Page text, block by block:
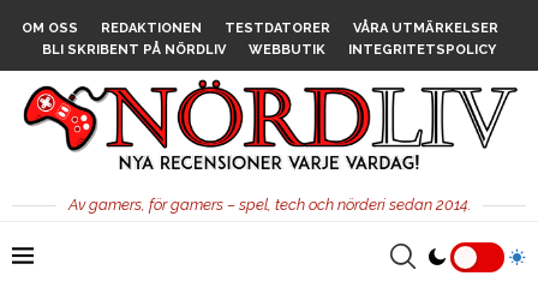
OM OSS REDAKTIONEN TESTDATORER
VÅRA UTMÄRKELSER
BLI SKRIBENT PÅ NÖRDLIV
WEBBUTIK INTEGRITETSPOLICY
Av gamers, för gamers – spel, tech och nörderi sedan 2014.